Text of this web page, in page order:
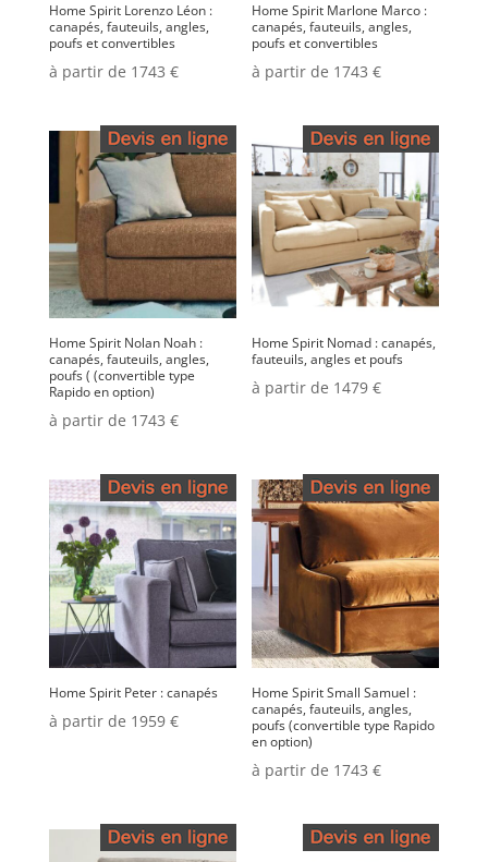
Home Spirit Lorenzo Léon :
canapés, fauteuils, angles,
poufs et convertibles
à partir de 1743 €
Home Spirit Marlone Marco :
canapés, fauteuils, angles,
poufs et convertibles
à partir de 1743 €
Home Spirit Nolan Noah :
canapés, fauteuils, angles,
poufs ( (convertible type
Rapido en option)
à partir de 1743 €
Home Spirit Nomad : canapés,
fauteuils, angles et poufs
à partir de 1479 €
Home Spirit Peter : canapés
à partir de 1959 €
Home Spirit Small Samuel :
canapés, fauteuils, angles,
poufs (convertible type Rapido
en option)
à partir de 1743 €